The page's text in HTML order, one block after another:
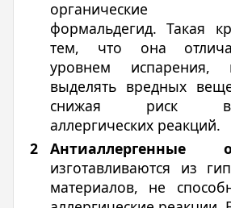
органические
формальдегид. Такая
тем, что она
уровнем испарения,
выделять вредных
снижая риск
аллергических реакций.
Антиаллергенные
изготавливаются из
материалов, не